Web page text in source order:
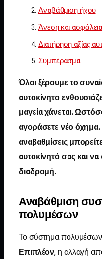
Αναβάθμιση ήχου
Άνεση και ασφάλεια
Διατήρηση αξίας
Συμπέρασμα
Όλοι ξέρουμε το
αυτοκίνητο
μαγεία χάνεται.
αγοράσετε νέο
αναβαθμίσεις
αυτοκίνητό σας και
διαδρομή.
Αναβάθμιση
πολυμέσων
Το σύστημα πολυμέσων
Επιπλέον, η αλλαγή